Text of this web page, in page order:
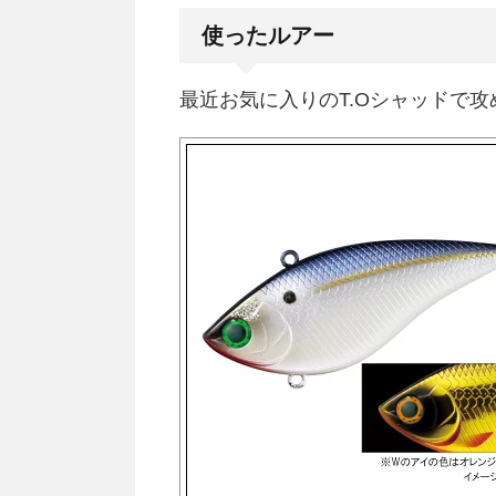
使ったルアー
最近お気に入りのT.Oシャッドで攻